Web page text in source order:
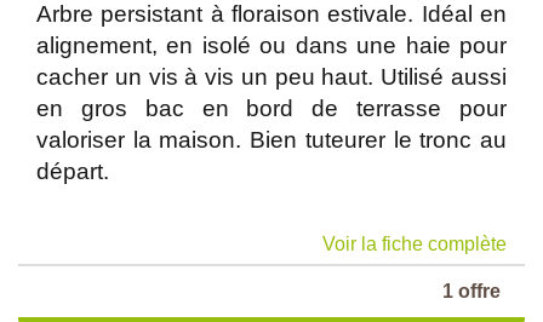
Arbre persistant à floraison estivale. Idéal en
alignement, en isolé ou dans une haie pour
cacher un vis à vis un peu haut. Utilisé aussi
en gros bac en bord de terrasse pour
valoriser la maison. Bien tuteurer le tronc au
départ.
Voir la fiche complète
1 offre